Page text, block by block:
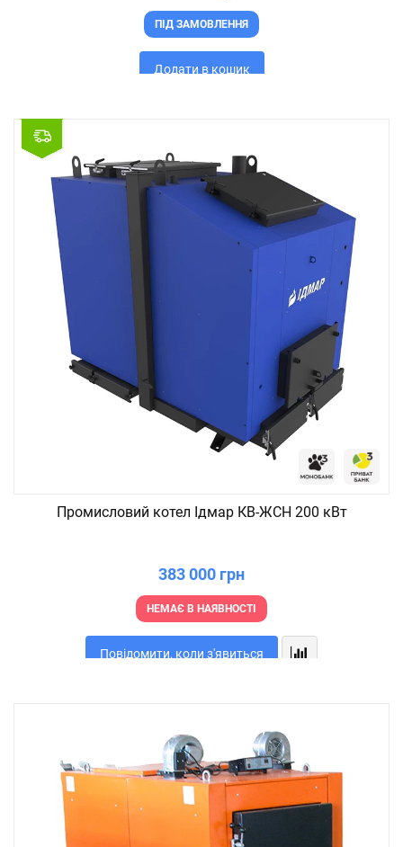
ПІД ЗАМОВЛЕННЯ
Додати в кошик
Промисловий котел Ідмар КВ-ЖСН 200 кВт
383 000 грн
НЕМАЄ В НАЯВНОСТІ
Повідомити, коли з'явиться